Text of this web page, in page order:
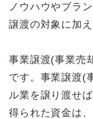
ノウハウやブラ
譲渡の対象に加え
事業譲渡(事業売
です。事業譲渡(
ル業を譲り渡せ
得られた資金は